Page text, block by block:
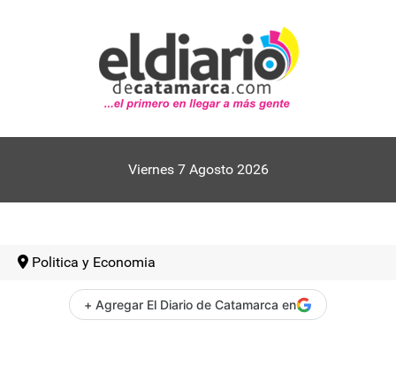
Viernes 7 Agosto 2026
Politica y Economia
+ Agregar El Diario de Catamarca en